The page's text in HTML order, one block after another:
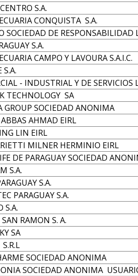
S.A.
CONQUISTA S.A.
SOCIEDAD DE
S.A.
CAMPO Y LAVOURA S.A.I.C.
S.A.
- INDUSTRIAL Y DE SERVICIOS
TECHNOLOGY SA
GROUP SOCIEDAD ANONIMA
AHMAD EIRL
LIN EIRL
MILNER HERMINIO EIRL
DE PARAGUAY SOCIEDAD
S.A.
S.A.
PARAGUAY S.A.
S.A.
RAMON S. A.
SA
SOCIEDAD ANONIMA
SOCIEDAD ANONIMA